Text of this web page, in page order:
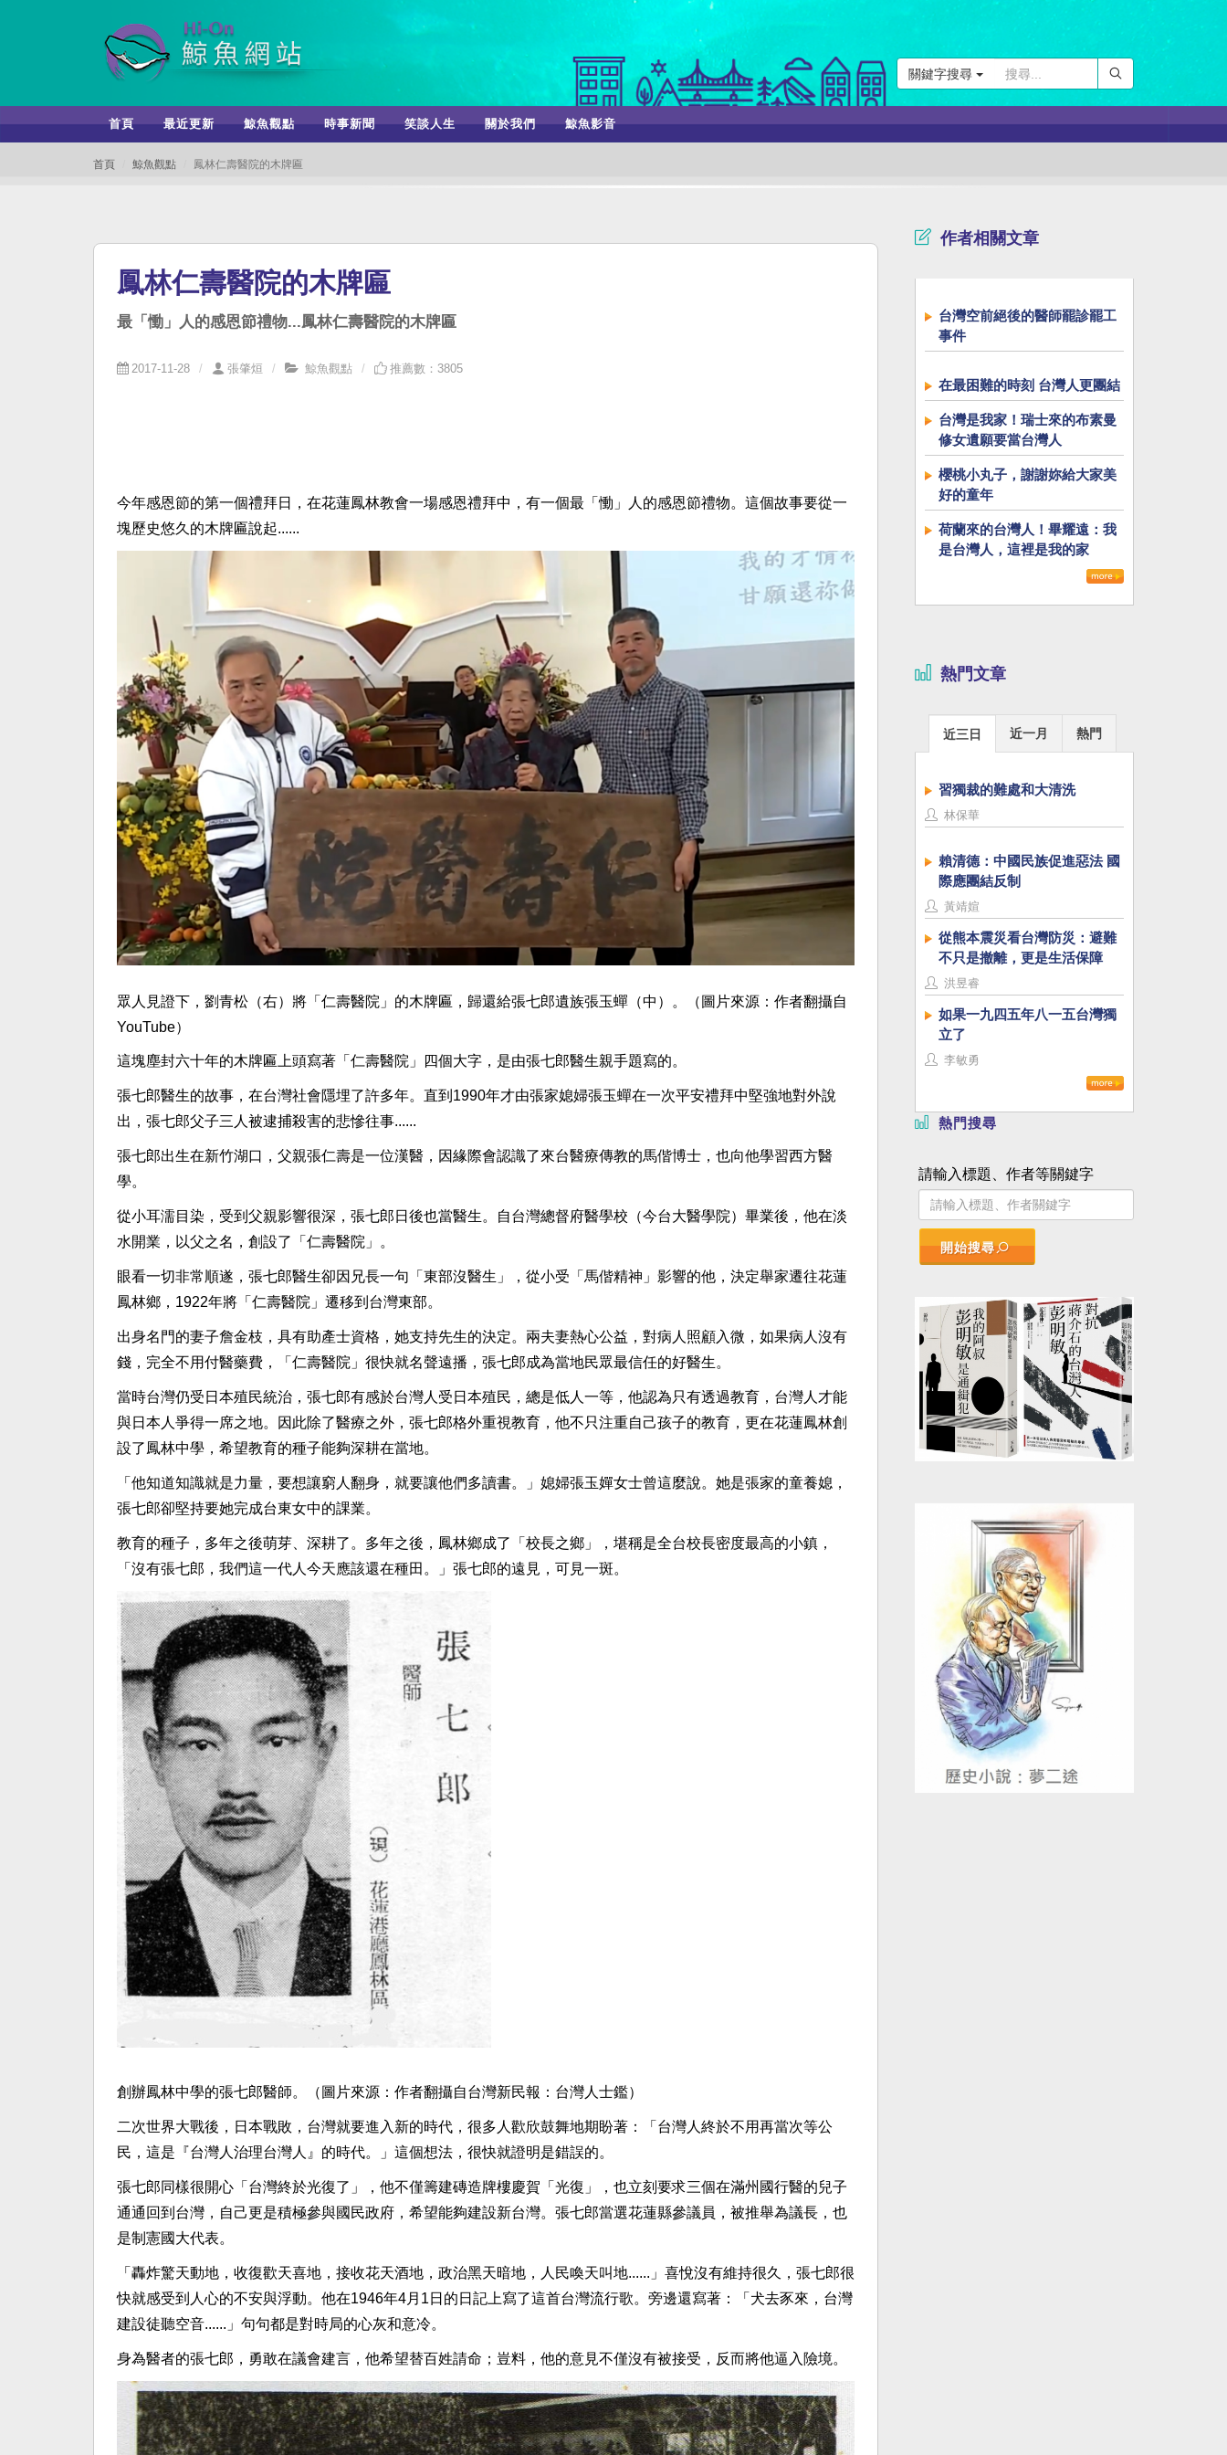
關鍵字搜尋
首頁 最近更新 鯨魚觀點 時事新聞 笑談人生 關於我們 鯨魚影音
首頁 鯨魚觀點 鳳林仁壽醫院的木牌匾
鳳林仁壽醫院的木牌匾
最「慟」人的感恩節禮物...鳳林仁壽醫院的木牌匾
2017-11-28 張肇烜 鯨魚觀點 推薦數：3805
今年感恩節的第一個禮拜日，在花蓮鳳林教會一場感恩禮拜中，有一個最「慟」人的感恩節禮物。這個故事要從一
塊歷史悠久的木牌匾說起......
眾人見證下，劉青松（右）將「仁壽醫院」的木牌匾，歸還給張七郎遺族張玉蟬（中）。（圖片來源：作者翻攝自
YouTube）
這塊塵封六十年的木牌匾上頭寫著「仁壽醫院」四個大字，是由張七郎醫生親手題寫的。
張七郎醫生的故事，在台灣社會隱埋了許多年。直到1990年才由張家媳婦張玉蟬在一次平安禮拜中堅強地對外說
出，張七郎父子三人被逮捕殺害的悲慘往事......
張七郎出生在新竹湖口，父親張仁壽是一位漢醫，因緣際會認識了來台醫療傳教的馬偕博士，也向他學習西方醫
學。
從小耳濡目染，受到父親影響很深，張七郎日後也當醫生。自台灣總督府醫學校（今台大醫學院）畢業後，他在淡
水開業，以父之名，創設了「仁壽醫院」。
眼看一切非常順遂，張七郎醫生卻因兄長一句「東部沒醫生」，從小受「馬偕精神」影響的他，決定舉家遷往花蓮
鳳林鄉，1922年將「仁壽醫院」遷移到台灣東部。
出身名門的妻子詹金枝，具有助產士資格，她支持先生的決定。兩夫妻熱心公益，對病人照顧入微，如果病人沒有
錢，完全不用付醫藥費，「仁壽醫院」很快就名聲遠播，張七郎成為當地民眾最信任的好醫生。
當時台灣仍受日本殖民統治，張七郎有感於台灣人受日本殖民，總是低人一等，他認為只有透過教育，台灣人才能
與日本人爭得一席之地。因此除了醫療之外，張七郎格外重視教育，他不只注重自己孩子的教育，更在花蓮鳳林創
設了鳳林中學，希望教育的種子能夠深耕在當地。
「他知道知識就是力量，要想讓窮人翻身，就要讓他們多讀書。」媳婦張玉嬋女士曾這麼說。她是張家的童養媳，
張七郎卻堅持要她完成台東女中的課業。
教育的種子，多年之後萌芽、深耕了。多年之後，鳳林鄉成了「校長之鄉」，堪稱是全台校長密度最高的小鎮，
「沒有張七郎，我們這一代人今天應該還在種田。」張七郎的遠見，可見一斑。
創辦鳳林中學的張七郎醫師。（圖片來源：作者翻攝自台灣新民報：台灣人士鑑）
二次世界大戰後，日本戰敗，台灣就要進入新的時代，很多人歡欣鼓舞地期盼著：「台灣人終於不用再當次等公
民，這是『台灣人治理台灣人』的時代。」這個想法，很快就證明是錯誤的。
張七郎同樣很開心「台灣終於光復了」，他不僅籌建磚造牌樓慶賀「光復」，也立刻要求三個在滿州國行醫的兒子
通通回到台灣，自己更是積極參與國民政府，希望能夠建設新台灣。張七郎當選花蓮縣參議員，被推舉為議長，也
是制憲國大代表。
「轟炸驚天動地，收復歡天喜地，接收花天酒地，政治黑天暗地，人民喚天叫地......」喜悅沒有維持很久，張七郎很
快就感受到人心的不安與浮動。他在1946年4月1日的日記上寫了這首台灣流行歌。旁邊還寫著：「犬去豕來，台灣
建設徒聽空音......」句句都是對時局的心灰和意冷。
身為醫者的張七郎，勇敢在議會建言，他希望替百姓請命；豈料，他的意見不僅沒有被接受，反而將他逼入險境。
作者相關文章
台灣空前絕後的醫師罷診罷工
事件
在最困難的時刻 台灣人更團結
台灣是我家！瑞士來的布素曼
修女遺願要當台灣人
櫻桃小丸子，謝謝妳給大家美
好的童年
荷蘭來的台灣人！畢耀遠：我
是台灣人，這裡是我的家
熱門文章
近三日 近一月 熱門
習獨裁的難處和大清洗
林保華
賴清德：中國民族促進惡法 國
際應團結反制
黃靖媗
從熊本震災看台灣防災：避難
不只是撤離，更是生活保障
洪昱睿
如果一九四五年八一五台灣獨
立了
李敏勇
熱門搜尋
請輸入標題、作者等關鍵字
開始搜尋